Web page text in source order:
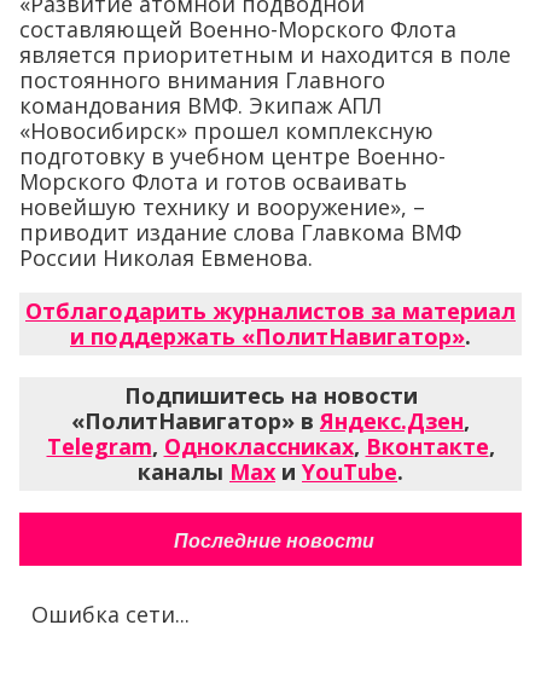
составляющей Военно-Морского Флота
является приоритетным и находится в поле
постоянного внимания Главного
командования ВМФ. Экипаж АПЛ
«Новосибирск» прошел комплексную
подготовку в учебном центре Военно-
Морского Флота и готов осваивать
новейшую технику и вооружение», –
приводит издание слова Главкома ВМФ
России Николая Евменова.
Отблагодарить журналистов за материал
и поддержать «ПолитНавигатор».
Подпишитесь на новости
«ПолитНавигатор» вЯндекс.Дзен,
Telegram, Одноклассниках, Вконтакте,
каналы Max и YouTube.
Последние новости
Ошибка сети...